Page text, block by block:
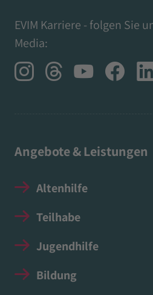
EVIM Karriere - folgen Sie
Media:
Angebote & Leistungen
Altenhilfe
Teilhabe
Jugendhilfe
Bildung